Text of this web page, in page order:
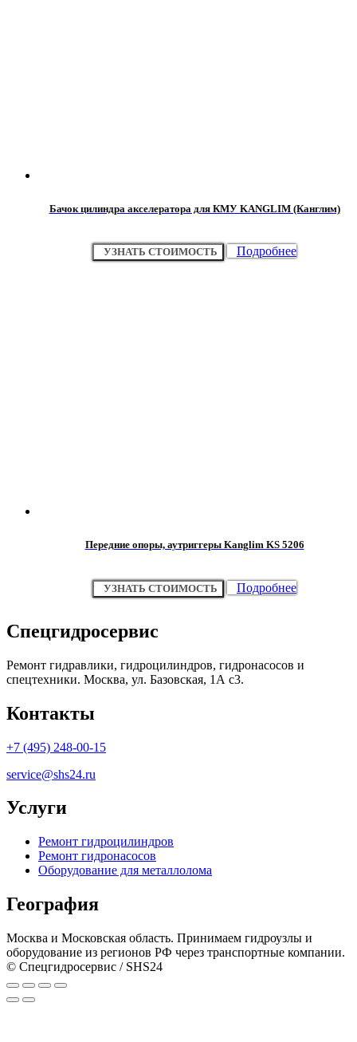
Бачок цилиндра акселератора для КМУ KANGLIM (Канглим)
УЗНАТЬ СТОИМОСТЬ Подробнее
Передние опоры, аутриггеры Kanglim KS 5206
УЗНАТЬ СТОИМОСТЬ Подробнее
Спецгидросервис
Ремонт гидравлики, гидроцилиндров, гидронасосов и
спецтехники. Москва, ул. Базовская, 1А с3.
Контакты
+7 (495) 248-00-15
service@shs24.ru
Услуги
Ремонт гидроцилиндров
Ремонт гидронасосов
Оборудование для металлолома
География
Москва и Московская область. Принимаем гидроузлы и
оборудование из регионов РФ через транспортные компании.
© Спецгидросервис / SHS24